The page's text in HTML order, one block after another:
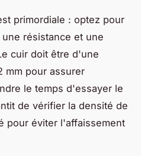
primordiale : optez pour
résistance et une
cuir doit être d'une
mm pour assurer
le temps d'essayer le
de vérifier la densité de
pour éviter l'affaissement